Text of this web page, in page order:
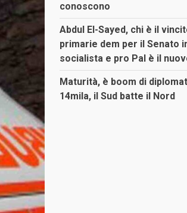
conoscono
Abdul El-Sayed, chi è il
primarie dem per il Senato
socialista e pro Pal è il
Maturità, è boom di
14mila, il Sud batte il Nord